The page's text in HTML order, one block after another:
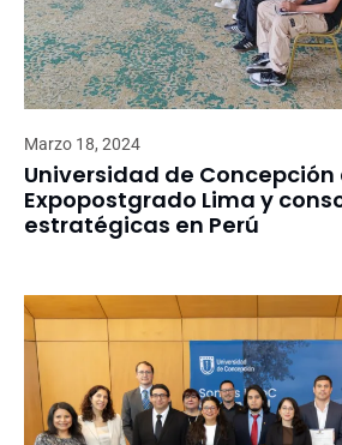
Marzo 18, 2024
Universidad de
Expopostgrado Lima y
estratégicas en Perú